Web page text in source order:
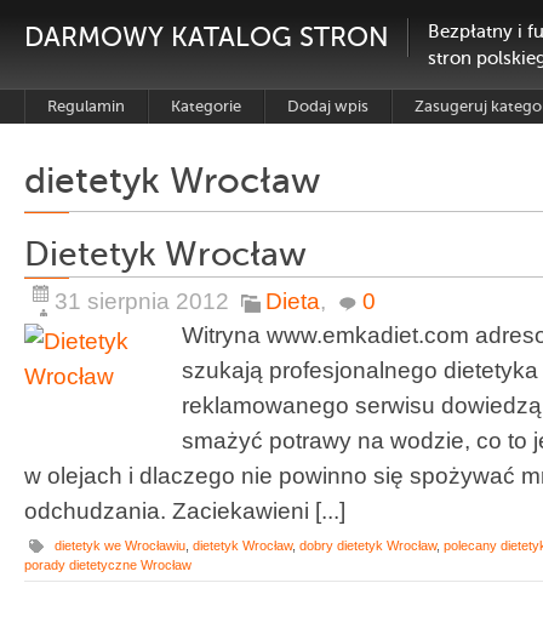
DARMOWY KATALOG STRON
Bezpłatny i
stron
Regulamin Kategorie Dodaj wpis Zasugeruj
dietetyk Wrocław
Dietetyk Wrocław
31 sierpnia 2012 Dieta,
0
Witryna www.emkadiet.com
szukają profesjonalnego dietetyka
reklamowanego serwisu
smażyć potrawy na wodzie, co to
w olejach i dlaczego nie powinno się spożywać
odchudzania. Zaciekawieni [...]
dietetyk we Wrocławiu dietetyk Wrocław, dobry dietetyk Wrocław, polecany
porady dietetyczne Wrocław